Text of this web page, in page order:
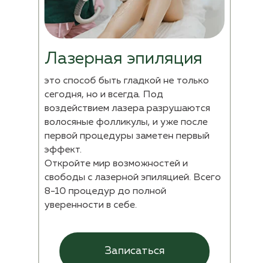
Лазерная эпиляция
это способ быть гладкой не только
сегодня, но и всегда. Под
воздействием лазера разрушаются
волосяные фолликулы, и уже после
первой процедуры заметен первый
эффект.
Откройте мир возможностей и
свободы с лазерной эпиляцией. Всего
8-10 процедур до полной
уверенности в себе.
Записаться